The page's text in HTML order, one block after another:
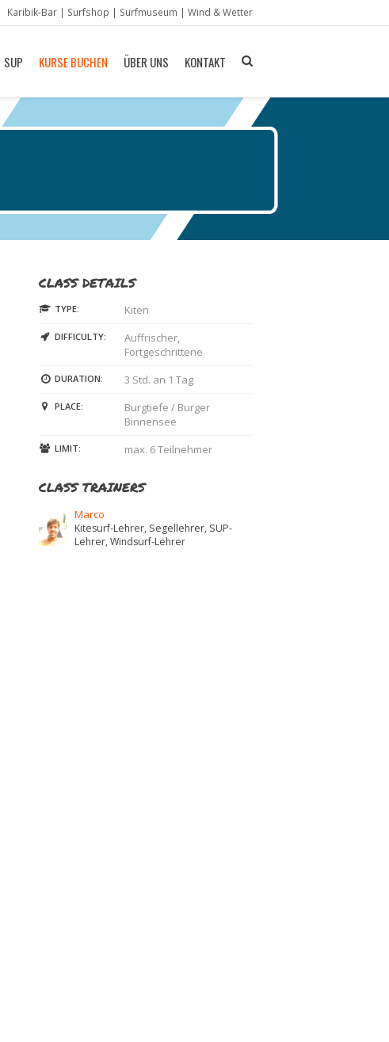
Karibik-Bar | Surfshop | Surfmuseum | Wind & Wetter
SUP KURSE BUCHEN ÜBER UNS KONTAKT
CLASS DETAILS
TYPE: Kiten
DIFFICULTY:
Auffrischer,
Fortgeschrittene
DURATION: 3 Std. an 1 Tag
PLACE:
Burgtiefe / Burger
Binnensee
LIMIT: max. 6 Teilnehmer
CLASS TRAINERS
Marco
Kitesurf-Lehrer, Segellehrer, SUP-
Lehrer, Windsurf-Lehrer